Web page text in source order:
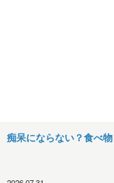
痴呆にならない？食べ物